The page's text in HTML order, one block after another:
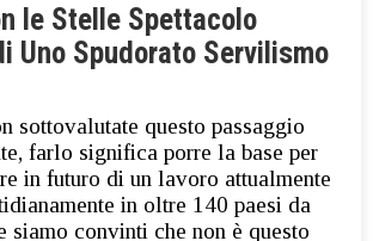
le Stelle Spettacolo
Uno Spudorato Servilismo
sottovalutate questo passaggio
farlo significa porre la base per
in futuro di un lavoro attualmente
in oltre 140 paesi da
siamo convinti che non è questo